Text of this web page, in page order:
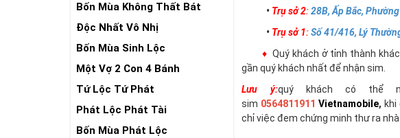
Bốn Mùa Không Thất Bát
Độc Nhất Vô Nhị
Bốn Mùa Sinh Lộc
Một Vợ 2 Con 4 Bánh
Tứ Lộc Tứ Phát
Phát Lộc Phát Tài
Bốn Mùa Phát Lộc
• Trụ sở 2: 28B, Ấp Bắc,
• Trụ sở 1: Số 41/416, Lý
♦ Quý khách ở tỉnh thành
gần quý khách nhất để nhận sim.
Lưu ý:quý khách có thể
sim 0564811911 Vietnamobile,
chỉ việc đem chứng minh thư ra